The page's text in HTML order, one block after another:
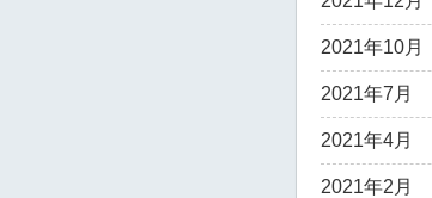
2021年10月
2021年7月
2021年4月
2021年2月